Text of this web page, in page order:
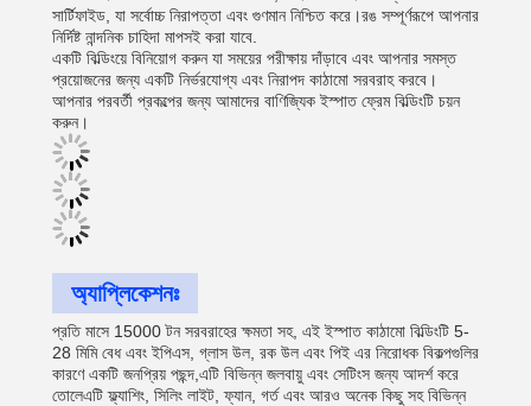
সার্টিফাইড, যা সর্বোচ্চ নিরাপত্তা এবং গুণমান নিশ্চিত করে।রঙ সম্পূর্ণরূপে আপনার
নির্দিষ্ট নান্দনিক চাহিদা মাপসই করা যাবে.
একটি বিল্ডিংয়ে বিনিয়োগ করুন যা সময়ের পরীক্ষায় দাঁড়াবে এবং আপনার সমস্ত
প্রয়োজনের জন্য একটি নির্ভরযোগ্য এবং নিরাপদ কাঠামো সরবরাহ করবে।
আপনার পরবর্তী প্রকল্পের জন্য আমাদের বাণিজ্যিক ইস্পাত ফ্রেম বিল্ডিংটি চয়ন
করুন।
অ্যাপ্লিকেশনঃ
প্রতি মাসে 15000 টন সরবরাহের ক্ষমতা সহ, এই ইস্পাত কাঠামো বিল্ডিংটি 5-
28 মিমি বেধ এবং ইপিএস, গ্লাস উল, রক উল এবং পিই এর নিরোধক বিকল্পগুলির
কারণে একটি জনপ্রিয় পছন্দ,এটি বিভিন্ন জলবায়ু এবং সেটিংস জন্য আদর্শ করে
তোলেএটি ফ্ল্যাশিং, সিলিং লাইট, ফ্যান, গর্ত এবং আরও অনেক কিছু সহ বিভিন্ন